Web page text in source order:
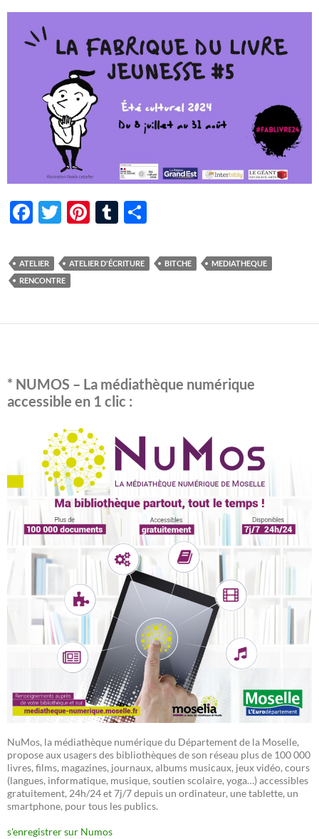
F
e
b
o
T
itt
er
Pi
er
es
T
m
bl
ta
g
ATELIER ATELIER D'ÉCRITURE BITCHE
MEDIATHEQUE
RENCONTRE
* NUMOS – La médiathèque numérique
accessible en 1 clic :
NuMos, la médiathèque numérique du Département de la Moselle,
propose aux usagers des bibliothèques de son réseau plus de 100 000
livres, films, magazines, journaux, albums musicaux, jeux vidéo, cours
(langues, informatique, musique, soutien scolaire, yoga…) accessibles
gratuitement, 24h/24 et 7j/7 depuis un ordinateur, une tablette, un
smartphone, pour tous les publics.
s'enregistrer sur Numos